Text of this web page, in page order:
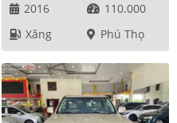
2016
110.000
Xăng
Phú Thọ